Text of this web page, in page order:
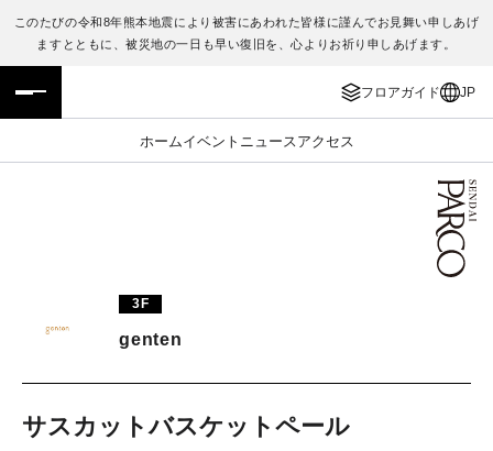
このたびの令和8年熊本地震により被害にあわれた皆様に謹んでお見舞い申しあげ
ますとともに、被災地の一日も早い復旧を、心よりお祈り申しあげます。
フロアガイド JP
ホームイベント ニュース アクセス
フロアガイド
施設案内・アクセス
TAX FREE
ENGLISH
繁体字
日本語
3F
genten
サスカットバスケットペール